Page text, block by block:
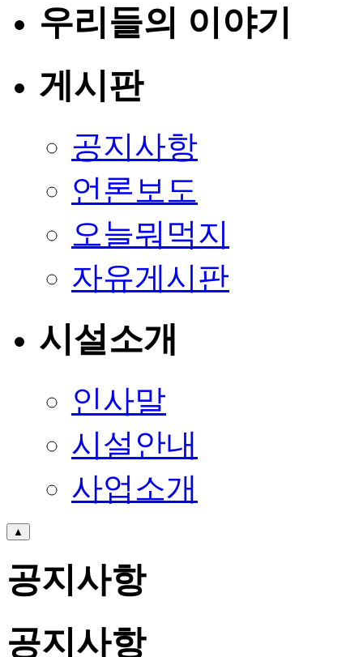
우리들의 이야기
게시판
공지사항
언론보도
오늘뭐먹지
자유게시판
시설소개
인사말
시설안내
사업소개
▲
공지사항
공지사항